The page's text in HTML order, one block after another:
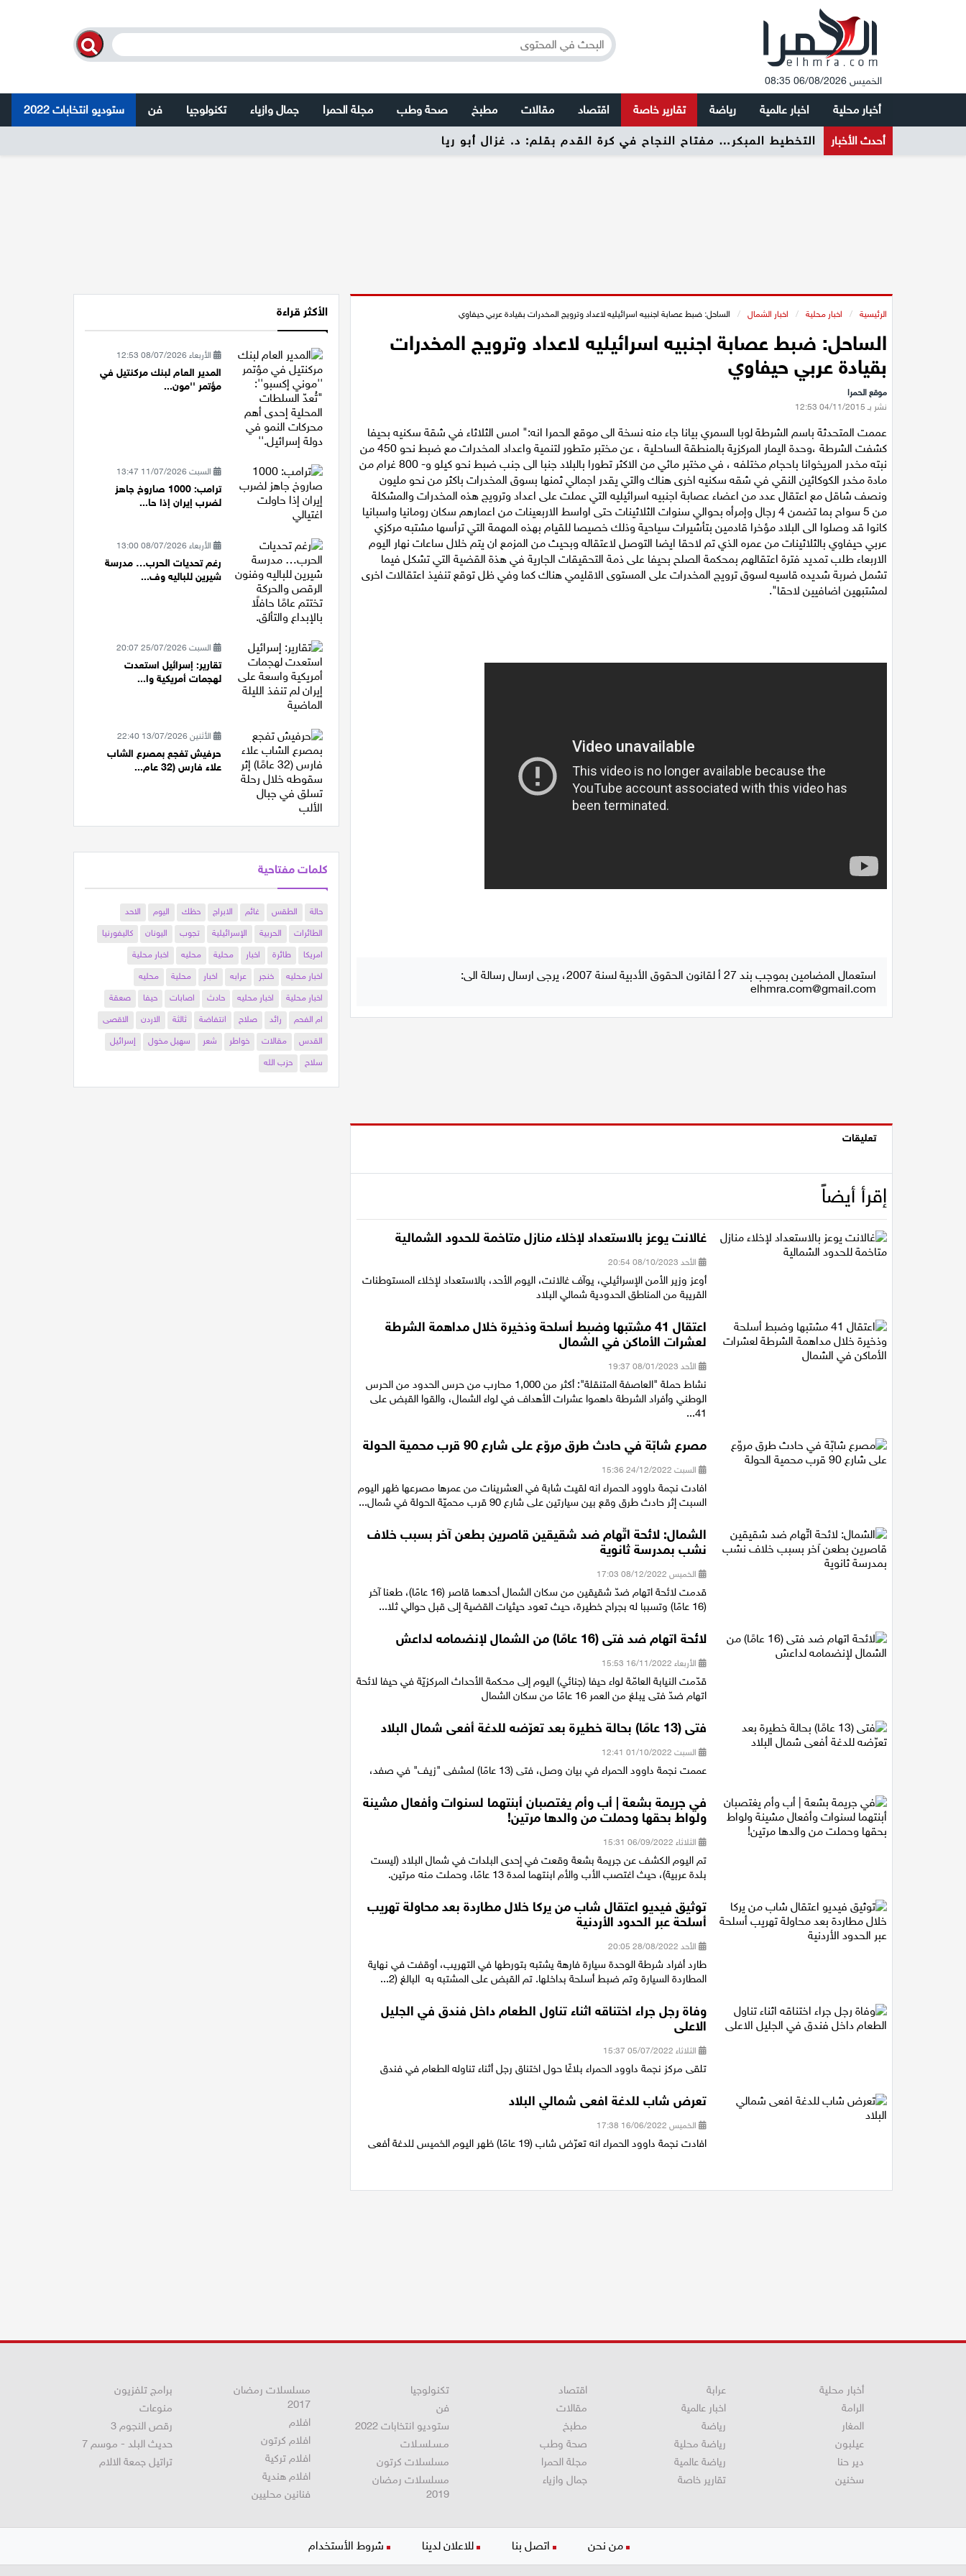
الخميس 06/08/2026 08:35
أخبار محلية اخبار عالمية رياضة تقارير خاصة اقتصاد مقالات مطبخ صحة وطب مجلة الحمرا جمال وازياء تكنولوجيا فن ستوديو انتخابات 2022
أحدث الأخبار لا تلهثوا وراء المنصب… فالقائد الحقيقي لا يحتاج إلى لقب بقلم: غزال أبو ريا
الرئيسية / اخبار محلية / اخبار الشمال / الساحل: ضبط عصابة اجنبيه اسرائيليه لاعداد وترويج المخدرات بقيادة عربي حيفاوي
الساحل: ضبط عصابة اجنبيه اسرائيليه لاعداد وترويج المخدرات
بقيادة عربي حيفاوي
موقع الحمرا
نشر بـ 04/11/2015 12:53
عممت المتحدثة باسم الشرطة لوبا السمري بيانا جاء منه نسخة الى موقع الحمرا انه:" امس الثلاثاء في شقة سكنيه بحيفا
كشفت الشرطة ،وحدة اليمار المركزية بالمنطقة الساحلية ، عن مختبر متطور لتنمية واعداد المخدرات مع ضبط نحو 450 من
نبته مخدر المريخوانا باحجام مختلفه ، في مختبر مائي من الاكثر تطورا بالبلاد جنبا الى جنب ضبط نحو كيلو و- 800 غرام من
مادة مخدر الكوكائين النقي في شقه سكنيه اخرى هناك والتي يقدر اجمالي ثمنها بسوق المخدرات باكثر من نحو مليون
ونصف شاقل مع اعتقال عدد من اعضاء عصابة اجنبيه اسرائيليه التي عملت على اعداد وترويج هذه المخدرات والمشكلة
من 5 سواح بما تضمن 4 رجال وإمرأه بحوالي سنوات الثلاثينات حتى اواسط الاربعينات من اعمارهم سكان رومانيا واسبانيا
كانوا قد وصلوا الى البلاد مؤخرا قادمين بتأشيرات سياحية وذلك خصيصا للقيام بهذه المهمة التي ترأسها مشتبه مركزي
عربي حيفاوي بالثلاثينات من عمره الذي تم لاحقا ايضا التوصل لاعتقاله وبحيث من المزمع ان يتم خلال ساعات نهار اليوم
الاربعاء طلب تمديد فترة اعتقالهم بمحكمة الصلح بحيفا على ذمة التحقيقات الجارية في هذة القضية التي تشكل فيما
تشمل ضربة شديده قاسيه لسوق ترويج المخدرات على المستوى الاقليمي هناك كما وفي ظل توقع تنفيذ اعتقالات اخرى
لمشتبهين اضافيين لاحقا".
استعمال المضامين بموجب بند 27 أ لقانون الحقوق الأدبية لسنة 2007، يرجى ارسال رسالة الى:
elhmra.com@gmail.com
تعليقات
إقرأ أيضاً
غالانت يوعز بالاستعداد لإخلاء منازل متاخمة للحدود الشمالية
الأحد 08/10/2023 20:54
أوعز وزير الأمن الإسرائيلي، يوآف غالانت، اليوم الأحد، بالاستعداد لإخلاء المستوطنات
القريبة من المناطق الحدودية شمالي البلاد
اعتقال 41 مشتبها وضبط أسلحة وذخيرة خلال مداهمة الشرطة
لعشرات الأماكن في الشمال
الأحد 08/01/2023 19:37
نشاط حملة "العاصفة المتنقلة": أكثر من 1,000 محارب من حرس الحدود من الحرس
الوطني وأفراد الشرطة داهموا عشرات الأهداف في لواء الشمال، والقوا القبض على
41...
مصرع شابّة في حادث طرق مروّع على شارع 90 قرب محمية الحولة
السبت 24/12/2022 15:36
افادت نجمة داوود الحمراء انه لقيت شابة في العشرينات من عمرها مصرعها ظهر اليوم
السبت إثر حادث طرق وقع بين سيارتين على شارع 90 قرب محميّة الحولة في شمال...
الشمال: لائحة اتّهام ضد شقيقين قاصرين بطعن آخر بسبب خلاف
نشب بمدرسة ثانوية
الخميس 08/12/2022 17:03
قدمت لائحة اتهام ضدّ شقيقين من سكان الشمال أحدهما قاصر (16 عامًا)، طعنا آخر
(16 عامًا) وتسببا له بجراح خطيرة، حيث تعود حيثيات القضية إلى قبل حوالي ثلا...
لائحة اتهام ضد فتى (16 عامًا) من الشمال لإنضمامه لداعش
الأربعاء 16/11/2022 15:53
قدّمت النيابة العامّة لواء حيفا (جنائي) اليوم إلى محكمة الأحداث المركزيّة في حيفا لائحة
اتهام ضدّ فتى يبلغ من العمر 16 عامًا من سكان الشمال
فتى (13 عامًا) بحالة خطيرة بعد تعرّضه للدغة أفعى شمال البلاد
السبت 01/10/2022 12:41
عممت نجمة داوود الحمراء في بيان وصل، فتى (13 عامًا) لمشفى "زيف" في صفد،
في جريمة بشعة | أب وأم يغتصبان أبنتهما لسنوات وأفعال مشينة
ولواط بحقها وحملت من والدها مرتين!
الثلاثاء 06/09/2022 15:31
تم اليوم الكشف عن جريمة بشعة وقعت في إحدى البلدات في شمال البلاد (ليست
بلدة عربية)، حيث اغتصب الأب والأم ابنتهما لمدة 13 عامًا، وحملت منه مرتين.
توثيق فيديو اعتقال شاب من يركا خلال مطاردة بعد محاولة تهريب
أسلحة عبر الحدود الأردنية
الأحد 28/08/2022 20:05
طارد أفراد شرطة الوحدة سيارة فارهة يشتبه بتورطها في التهريب، أوقفت في نهاية
المطاردة السيارة وتم ضبط أسلحة بداخلها. تم القبض على المشتبه به البالغ (2...
وفاة رجل جراء اختناقه اثناء تناول الطعام داخل فندق في الجليل
الاعلى
الثلاثاء 05/07/2022 15:37
تلقى مركز نجمة داوود الحمراء بلاغًا حول اختناق رجل أثناء تناوله الطعام في فندق
تعرض شاب للدغة افعى شمالي البلاد
الخميس 16/06/2022 17:38
افادت نجمة داوود الحمراء انه تعرّض شاب (19 عامًا) ظهر اليوم الخميس للدغة أفعى
الأكثر قراءة
الأربعاء 08/07/2026 12:53
المدير العام لبنك مركنتيل في
مؤتمر ''مون...
السبت 11/07/2026 13:47
ترامب: 1000 صاروخ جاهز
لضرب إيران إذا حا...
الأربعاء 08/07/2026 13:00
رغم تحديات الحرب… مدرسة
شيرين للباليه وف...
السبت 25/07/2026 20:07
تقارير: إسرائيل استعدت
لهجمات أمريكية وا...
الأثنين 13/07/2026 22:40
حرفيش تفجع بمصرع الشاب
علاء فارس (32 عام...
كلمات مفتاحية
حالة الطقس غائم الابراج حظك اليوم
الاحد
الطائرات
الحربية الإسرائيلية تجوب اليونان
كاليفورنيا
امريكا
طائرة اخبار محلية محليه
اخبار محلية
اخبار محليه
خنجر عرابه اخبار محلية
محليه
اخبار محلية
اخبار محليه حادث اصابات حيفا
صعقة
ام الفحم
رائد صلاح انتفاضة ثالثة الاردن
الاقصى
القدس
مقالات خواطر شعر سهيل مخول
إسرائيل
سلاح
حزب الله
أخبار محلية
الرامة
المغار
عيلبون
دير حنا
سخنين
عرابة
اخبار عالمية
رياضة
رياضة محلية
رياضة عالمية
تقارير خاصة
اقتصاد
مقالات
مطبخ
صحة وطب
مجلة الحمرا
جمال وازياء
تكنولوجيا
فن
ستوديو انتخابات 2022
مـسـلسـلات
مسلسلات كرتون
مسلسلات رمضان
2019
مسلسلات رمضان
2017
افلام
افلام كرتون
افلام تركية
افلام هندية
فنانين محليين
برامج تلفزيون
منوعات
رقص النجوم 3
حديث البلد - موسم 7
تراتيل جمعة الالام
من نحن اتصل بنا للاعلان لدينا شروط الأستخدام